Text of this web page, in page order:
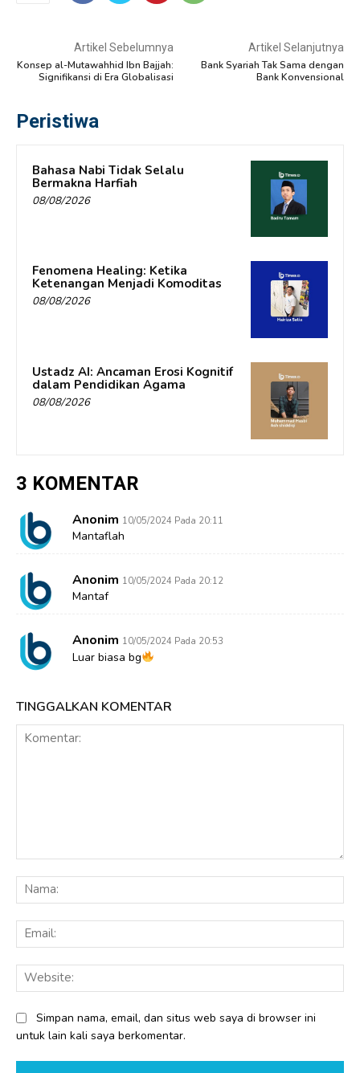
Artikel Sebelumnya
Konsep al-Mutawahhid Ibn Bajjah:
Signifikansi di Era Globalisasi
Artikel Selanjutnya
Bank Syariah Tak Sama dengan
Bank Konvensional
Peristiwa
Bahasa Nabi Tidak Selalu
Bermakna Harfiah
08/08/2026
Fenomena Healing: Ketika
Ketenangan Menjadi Komoditas
08/08/2026
Ustadz AI: Ancaman Erosi Kognitif
dalam Pendidikan Agama
08/08/2026
3 KOMENTAR
Anonim 10/05/2024 Pada 20:11
Mantaflah
Anonim 10/05/2024 Pada 20:12
Mantaf
Anonim 10/05/2024 Pada 20:53
Luar biasa bg
TINGGALKAN KOMENTAR
Simpan nama, email, dan situs web saya di browser ini
untuk lain kali saya berkomentar.